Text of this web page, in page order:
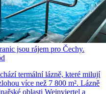
jsou rájem pro Čechy.
termální lázně, které milují
více než 7 800 m². Lázně
oblasti Weinviertel a